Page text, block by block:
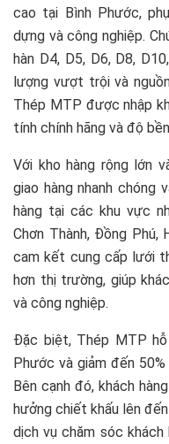
cao tại Bình Phước,
dựng và công nghiệp.
hàn D4, D5, D6, D8,
lượng vượt trội và
Thép MTP được nhập
tính chính hãng và độ
Với kho hàng rộng lớn
giao hàng nhanh chóng
hàng tại các khu vực
Chơn Thành, Đồng Phú,
cam kết cung cấp lưới
hơn thị trường, giúp
và công nghiệp.
Đặc biệt, Thép MTP
Phước và giảm đến
Bên cạnh đó, khách
hưởng chiết khấu lên
dịch vụ chăm sóc